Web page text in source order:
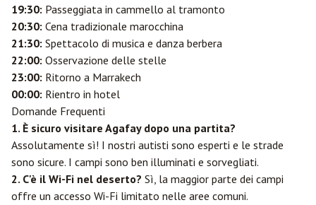
19:30: Passeggiata in cammello al tramonto
20:30: Cena tradizionale marocchina
21:30: Spettacolo di musica e danza berbera
22:00: Osservazione delle stelle
23:00: Ritorno a Marrakech
00:00: Rientro in hotel
Domande Frequenti
1. È sicuro visitare Agafay dopo una partita?
Assolutamente sì! I nostri autisti sono esperti e le strade
sono sicure. I campi sono ben illuminati e sorvegliati.
2. C'è il Wi-Fi nel deserto? Sì, la maggior parte dei campi
offre un accesso Wi-Fi limitato nelle aree comuni.